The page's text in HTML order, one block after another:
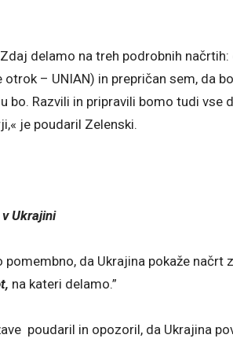
delamo na treh podrobnih
otrok – UNIAN) in prepričan sem, da
bo. Razvili in pripravili bomo tudi
je poudaril Zelenski.
Ukrajini
pomembno, da Ukrajina pokaže načrt
na kateri delamo.”
poudaril in opozoril, da Ukrajina